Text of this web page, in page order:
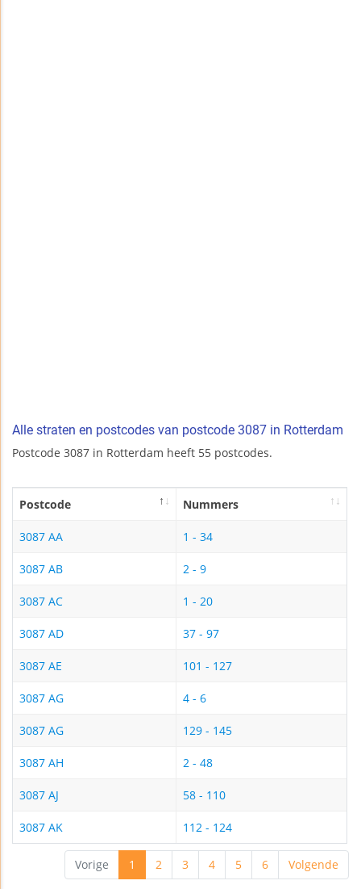
Alle straten en postcodes van postcode 3087 in Rotterdam
Postcode 3087 in Rotterdam heeft 55 postcodes.
Postcode Nummers
3087 AA 1 - 34
3087 AB 2 - 9
3087 AC 1 - 20
3087 AD 37 - 97
3087 AE 101 - 127
3087 AG 4 - 6
3087 AG 129 - 145
3087 AH 2 - 48
3087 AJ 58 - 110
3087 AK 112 - 124
Vorige 1 2 3 4 5 6 Volgende